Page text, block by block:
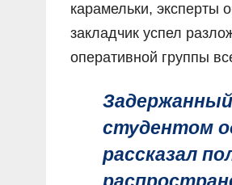
карамельки, эксперты
закладчик успел
оперативной группы
студентом
рассказал